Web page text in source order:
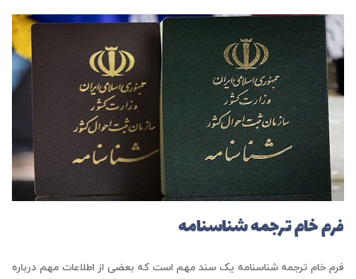
فرم خام ترجمه شناسنامه
فرم خام ترجمه شناسنامه یک سند مهم است که بعضی از اطلاعات مهم درباره